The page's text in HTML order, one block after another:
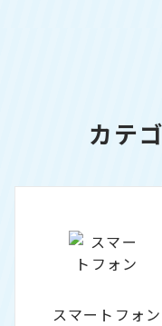
カテ
スマートフォン